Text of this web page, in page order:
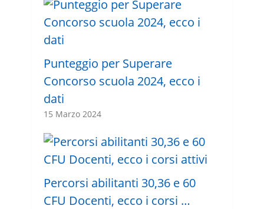
Punteggio per Superare
Concorso scuola 2024, ecco i
dati
15 Marzo 2024
Percorsi abilitanti 30,36 e 60
CFU Docenti, ecco i corsi …